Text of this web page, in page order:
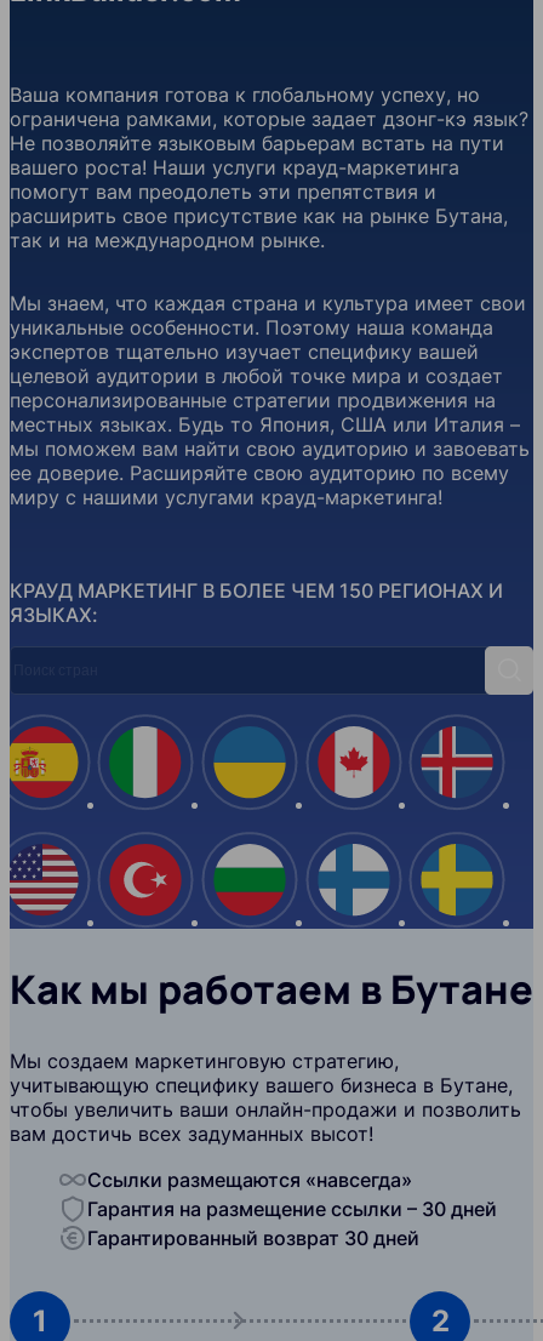
КРАУД МАРКЕТИНГ В БОЛЕЕ ЧЕМ 150 РЕГИОНАХ И
ЯЗЫКАХ:
Ваша компания готова к глобальному успеху, но
ограничена рамками, которые задает дзонг-кэ язык?
Не позволяйте языковым барьерам встать на пути
вашего роста! Наши услуги крауд-маркетинга
помогут вам преодолеть эти препятствия и
расширить свое присутствие как на рынке Бутана,
так и на международном рынке.
Мы знаем, что каждая страна и культура имеет свои
уникальные особенности. Поэтому наша команда
экспертов тщательно изучает специфику вашей
целевой аудитории в любой точке мира и создает
персонализированные стратегии продвижения на
местных языках. Будь то Япония, США или Италия –
мы поможем вам найти свою аудиторию и завоевать
ее доверие. Расширяйте свою аудиторию по всему
миру с нашими услугами крауд-маркетинга!
Испания
США
Италия
Турция
Украина
Болгария
Канада
Финляндия
Как мы работаем в Бутане
Мы создаем маркетинговую стратегию,
учитывающую специфику вашего бизнеса в Бутане,
чтобы увеличить ваши онлайн-продажи и позволить
вам достичь всех задуманных высот!
Ссылки размещаются «навсегда»
Гарантия на размещение ссылки – 30 дней
Гарантированный возврат 30 дней
1 2